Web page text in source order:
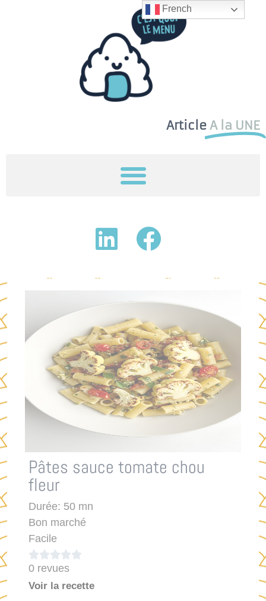
Article A la UNE
Pâtes sauce tomate chou
fleur
Durée: 50 mn
Bon marché
Facile

0 revues
Voir la recette
French